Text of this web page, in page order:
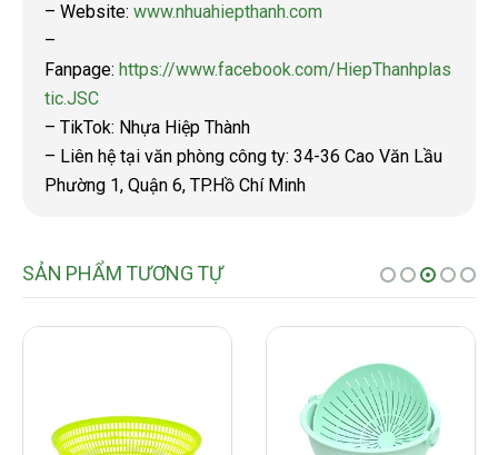
– Website: www.nhuahiepthanh.com
–
Fanpage: https://www.facebook.com/HiepThanhplas
tic.JSC
– TikTok: Nhựa Hiệp Thành
– Liên hệ tại văn phòng công ty: 34-36 Cao Văn Lầu
Phường 1, Quận 6, TP.Hồ Chí Minh
SẢN PHẨM TƯƠNG TỰ